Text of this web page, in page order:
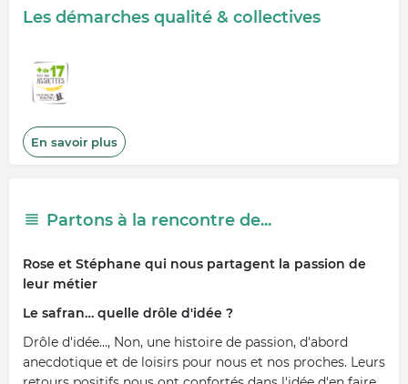
Les démarches qualité & collectives
En savoir plus
Partons à la rencontre de...
Rose et Stéphane qui nous partagent la passion de
leur métier
Le safran… quelle drôle d'idée ?
Drôle d'idée…, Non, une histoire de passion, d'abord
anecdotique et de loisirs pour nous et nos proches. Leurs